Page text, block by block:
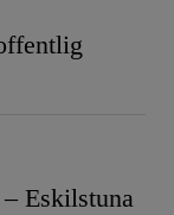
Eskilstuna